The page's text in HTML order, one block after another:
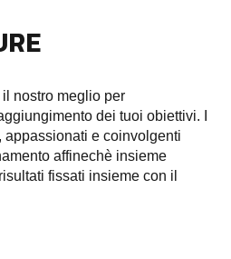
nostro meglio per
dei tuoi obiettivi. I
appassionati e coinvolgenti
affinechè insieme
fissati insieme con il